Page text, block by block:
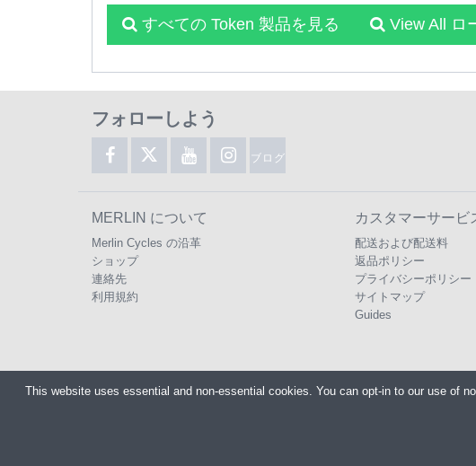
すべての Token 製品を見る View All ロ
フォローしよう
ブログ
MERLIN について
Merlin Cycles の沿革
ショップ
連絡先
利用規約
カスタマーサービ
配送および配送料
返品ポリシー
プライバシーポリシー
サイトマップ
Guides
Merlin Cycles Ltd.,
This website uses essential and non-essential cookies. You can opt-in to our use of